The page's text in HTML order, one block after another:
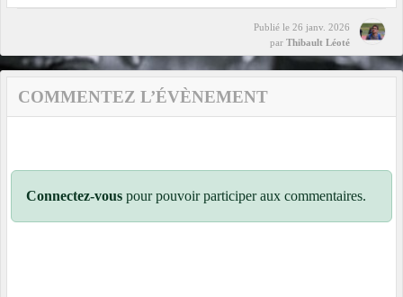
Publié le 26 janv. 2026
par Thibault Léoté
COMMENTEZ L’ÉVÈNEMENT
Connectez-vous pour pouvoir participer aux commentaires.